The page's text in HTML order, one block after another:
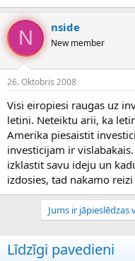
N nside
New member
26. Oktobris 2008
Visi eiropiesi raugas uz
letini. Neteiktu arii, ka
Amerika piesaistit
investicijam ir
izklastit savu ideju un
izdosies, tad nakamo
Jums ir
Līdzīgi pavedieni